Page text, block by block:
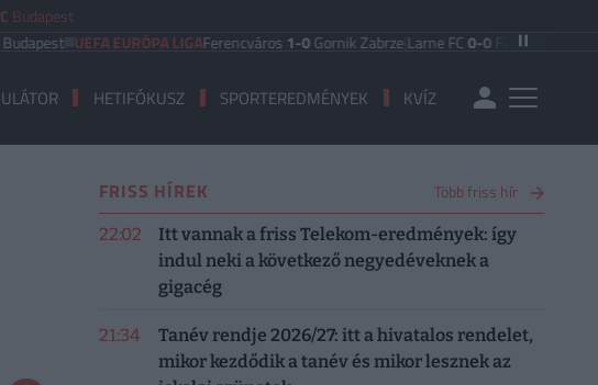
Budapest
UEFA EURÓPA LIGAFerencváros1-0Gornik Zabrze|Larne FC0-0FC Iberia 1999
HETIFÓKUSZ SPORTEREDMÉNYEK KVÍZ
FRISS HÍREK Több friss hír
22:02
Itt vannak a friss Telekom-eredmények: így
indul neki a következő negyedéveknek a
gigacég
21:34
Tanév rendje 2026/27: itt a hivatalos rendelet,
mikor kezdődik a tanév és mikor lesznek az